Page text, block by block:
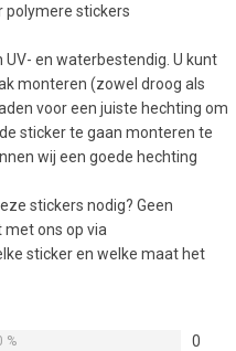
polymere stickers
UV- en waterbestendig. U kunt
monteren (zowel droog als
voor een juiste hechting om
sticker te gaan monteren te
wij een goede hechting
stickers nodig? Geen
ons op via
sticker en welke maat het
0
%